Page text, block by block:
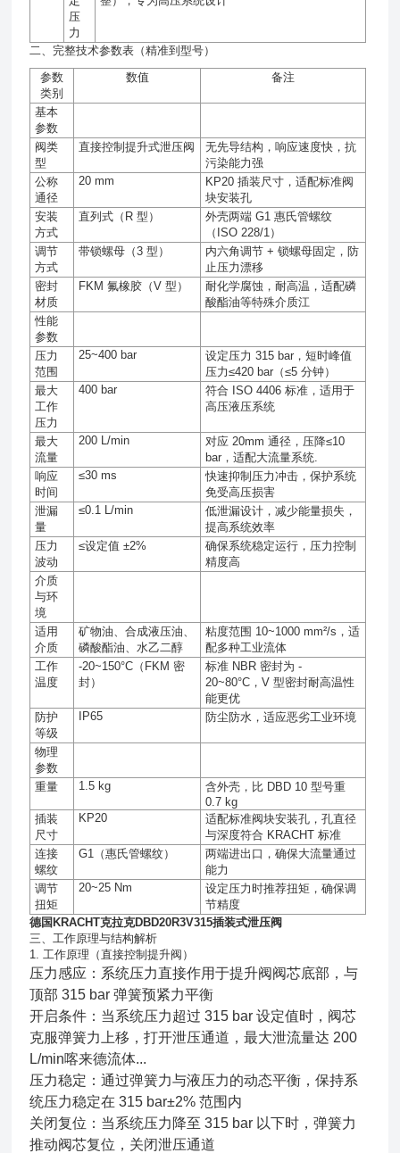
压
力
二、完整技术参数表（精准到型号）
参数
类别
数值 备注
基本
参数
阀类
型
直接控制提升式泄压阀
无先导结构，响应速度快，抗
污染能力强
公称
通径
20 mm KP20插装尺寸，适配标准阀
块安装孔
安装
方式
直列式（ R型） 外壳两端 G1惠氏管螺纹
（ ISO 228/1）
调节
方式
带锁螺母（3型） 内六角调节 +锁螺母固定，防
止压力漂移
密封
材质
FKM氟橡胶（V型）
耐化学腐蚀，耐高温，适配磷
酸酯油等特殊介质江
性能
参数
压力
范围
25~400 bar 设定压力 315 bar ，短时峰值
压力≤420 bar （≤5分钟）
最大
工作
压力
400 bar 符合 ISO 4406标准，适用于
高压液压系统
最大
流量
200 L/min 对应 20mm通径，压降≤10
bar ，适配大流量系统.
响应
时间
≤30 ms
快速抑制压力冲击，保护系统
免受高压损害
泄漏
量
≤0.1 L/min
低泄漏设计，减少能量损失，
提高系统效率
压力
波动
≤设定值 ±2%
确保系统稳定运行，压力控制
精度高
介质
与环
境
适用
介质
矿物油、合成液压油、
磷酸酯油、水乙二醇
粘度范围 10~1000 mm²/s ，适
配多种工业流体
工作
温度
-20~150°C （ FKM 密
封）
标准 NBR 密封为 -
20~80°C ，V型密封耐高温性
能更优
防护
等级
IP65 防尘防水，适应恶劣工业环境
物理
参数
重量
1.5 kg 含外壳，比 DBD 10型号重
0.7 kg
插装
尺寸
KP20
适配标准阀块安装孔，孔直径
与深度符合 KRACHT标准
连接
螺纹
G1 （惠氏管螺纹）
两端进出口，确保大流量通过
能力
调节
扭矩
20~25 Nm
设定压力时推荐扭矩，确保调
节精度
德国KRACHT克拉克DBD20R3V315插装式泄压阀
三、工作原理与结构解析
1. 工作原理（直接控制提升阀）
压力感应：系统压力直接作用于提升阀阀芯底部，与
顶部 315 bar 弹簧预紧力平衡
开启条件：当系统压力超过 315 bar 设定值时，阀芯
克服弹簧力上移，打开泄压通道，最大泄流量达 200
L/min喀来德流体...
压力稳定：通过弹簧力与液压力的动态平衡，保持系
统压力稳定在 315 bar±2% 范围内
关闭复位：当系统压力降至 315 bar 以下时，弹簧力
推动阀芯复位，关闭泄压通道